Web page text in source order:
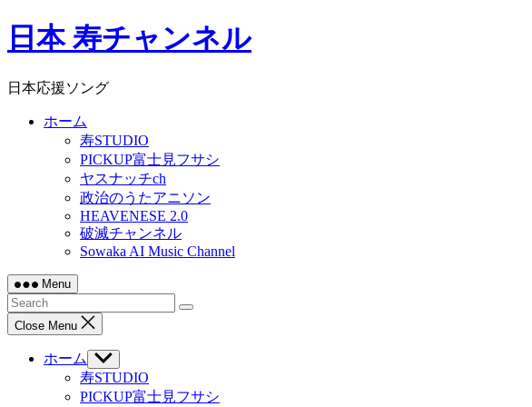
Skip
to日本 寿チャンネル
日本応援ソング
ホーム
寿STUDIO
PICKUP富士見フサシ
ヤスナッチch
政治のうたアニソン
HEAVENESE 2.0
破滅チャンネル
Sowaka AI Music Channel
Menu
Close Menu
ホーム
Show
sub
menu
寿STUDIO
PICKUP富士見フサシ